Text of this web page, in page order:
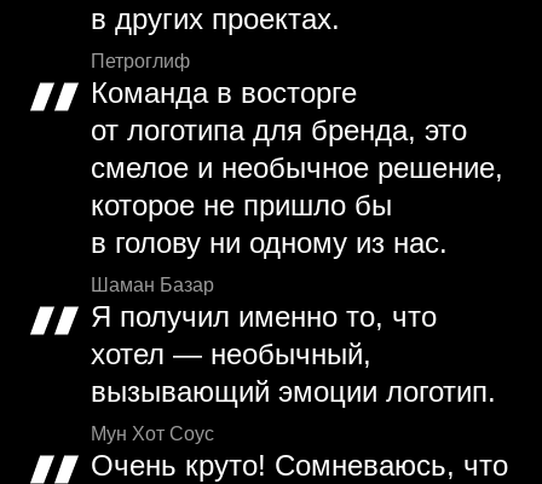
в других проектах.
Петроглиф
Команда в восторге
от логотипа для бренда, это
смелое и необычное решение,
которое не пришло бы
в голову ни одному из нас.
Шаман Базар
Я получил именно то, что
хотел — необычный,
вызывающий эмоции логотип.
Мун Хот Соус
Очень круто! Сомневаюсь, что